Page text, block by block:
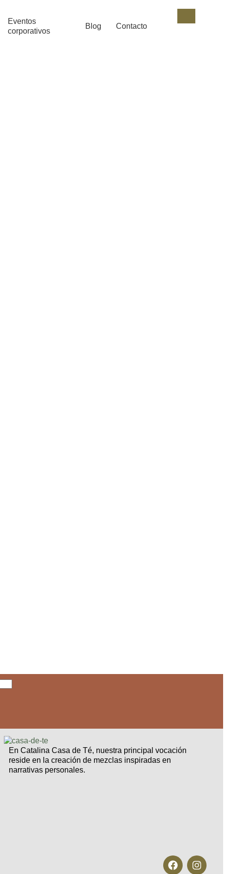
Eventos
corporativos
Blog Contacto
En Catalina Casa de Té, nuestra principal vocación
reside en la creación de mezclas inspiradas en
narrativas personales.